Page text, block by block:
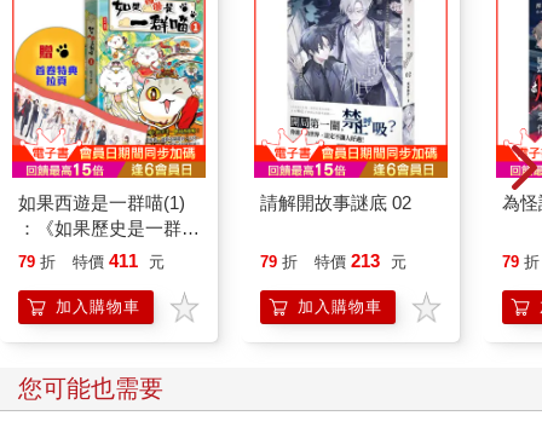
如果西遊是一群喵(1)
：《如果歷史是一群
喵》作者最新力作，附
79 折 特價 411 元
加入購物車
請解開故事謎底 02
79 折 特價 213 元
加入購物車
為怪
79 折
您可能也需要